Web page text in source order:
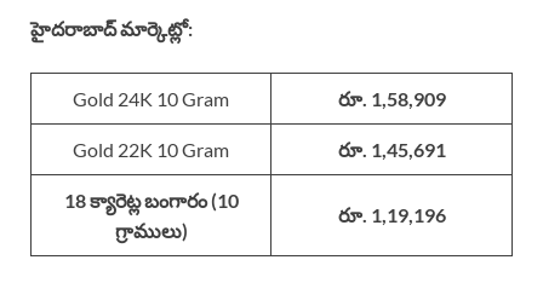
హైదరాబాద్ మార్కెట్లో:
Gold 24K 10 Gram రూ. 1,58,909
Gold 22K 10 Gram రూ. 1,45,691
18 క్యారెట్ల బంగారం (10
గ్రాములు)
రూ. 1,19,196